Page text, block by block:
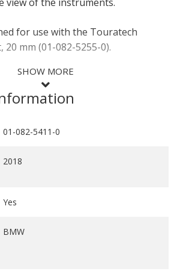
for use with the Touratech
mm (01-082-5255-0).
SHOW MORE
SHOW LESS
01-082-5411-0
2018
Yes
BMW